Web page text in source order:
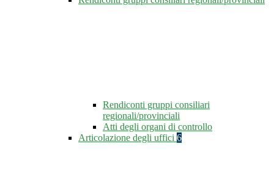
Rendiconti gruppi consiliari
regionali/provinciali
Atti degli organi di controllo
Articolazione degli uffici 6